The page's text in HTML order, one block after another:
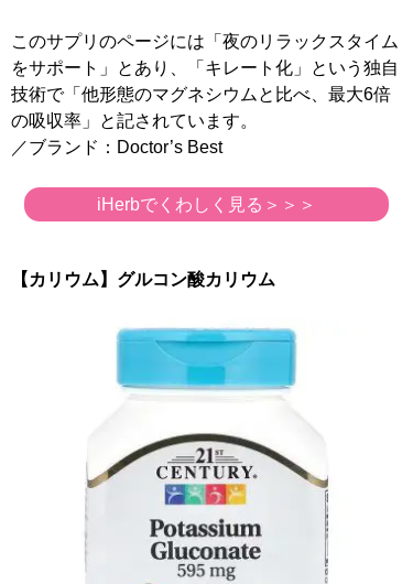
このサプリのページには「夜のリラックスタイム
をサポート」とあり、「キレート化」という独自
技術で「他形態のマグネシウムと比べ、最大6倍
の吸収率」と記されています。
／ブランド：Doctor’s Best
iHerbでくわしく見る＞＞＞
【カリウム】グルコン酸カリウム